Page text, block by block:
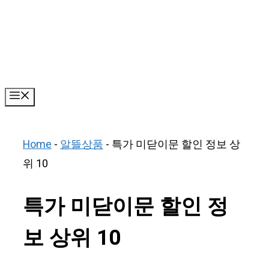
Home-알뜰상품- 특가 미닫이문 할인 정보 상
위 10
특가 미닫이문 할인 정
보 상위 10